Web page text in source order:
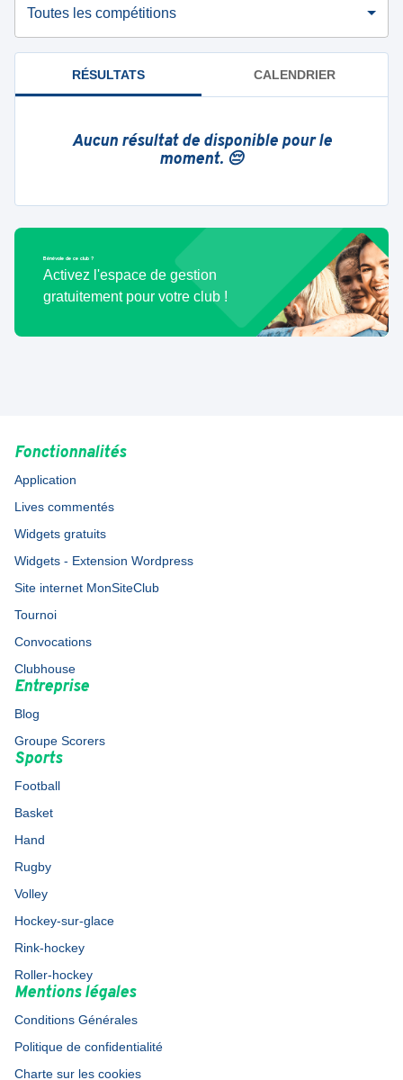
Toutes les compétitions
RÉSULTATS CALENDRIER
Aucun résultat de disponible pour le
moment. 😔
Bénévole de ce club ?
Activez l'espace de gestion
gratuitement pour votre club !
Fonctionnalités
Application
Lives commentés
Widgets gratuits
Widgets - Extension Wordpress
Site internet MonSiteClub
Tournoi
Convocations
Clubhouse
Entreprise
Blog
Groupe Scorers
Sports
Football
Basket
Hand
Rugby
Volley
Hockey-sur-glace
Rink-hockey
Roller-hockey
Mentions légales
Conditions Générales
Politique de confidentialité
Charte sur les cookies